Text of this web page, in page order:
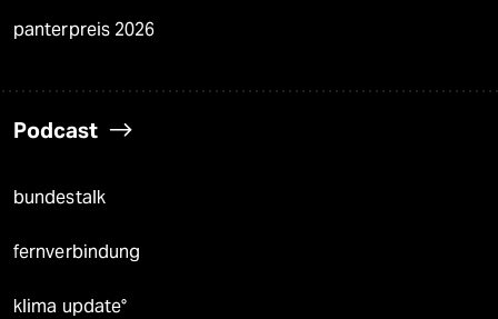
panterpreis 2026
Podcast
bundestalk
fernverbindung
klima update°